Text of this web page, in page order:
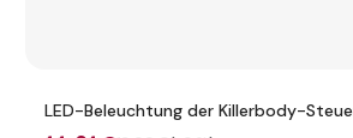
LED-Beleuchtung der Killerbody-